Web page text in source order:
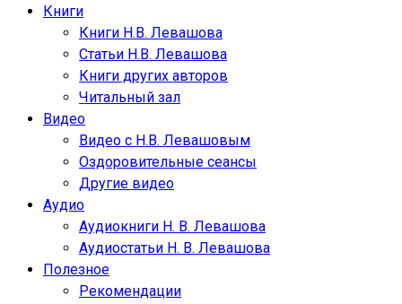
Книги
Книги Н.В. Левашова
Статьи Н.В. Левашова
Книги других авторов
Читальный зал
Видео
Видео с Н.В. Левашовым
Оздоровительные сеансы
Другие видео
Аудио
Аудиокниги Н. В. Левашова
Аудиостатьи Н. В. Левашова
Полезное
Рекомендации